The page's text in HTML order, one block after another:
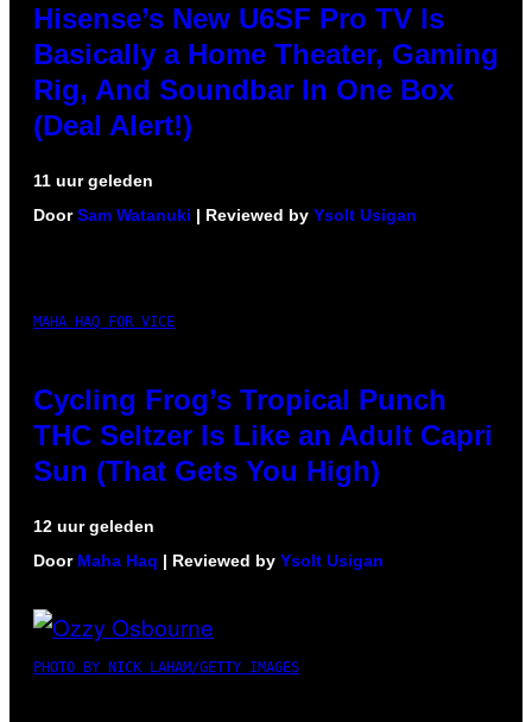
Hisense’s New U6SF Pro TV Is
Basically a Home Theater, Gaming
Rig, And Soundbar In One Box
(Deal Alert!)
11 uur geleden
DoorSam Watanuki | Reviewed by Ysolt Usigan
MAHA HAQ FOR VICE
Cycling Frog’s Tropical Punch
THC Seltzer Is Like an Adult Capri
Sun (That Gets You High)
12 uur geleden
Door Maha Haq | Reviewed by Ysolt Usigan
PHOTO BY NICK LAHAM/GETTY IMAGES